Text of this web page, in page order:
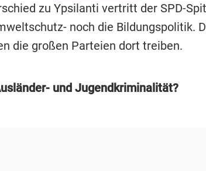
zu Ypsilanti vertritt der SPD-
noch die Bildungspolitik.
die großen Parteien dort treiben.
und Jugendkriminalität?